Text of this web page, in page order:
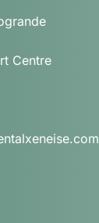
Centre